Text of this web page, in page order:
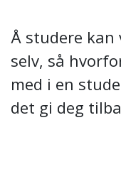
Å studere kan
selv, så
med i en
det gi deg